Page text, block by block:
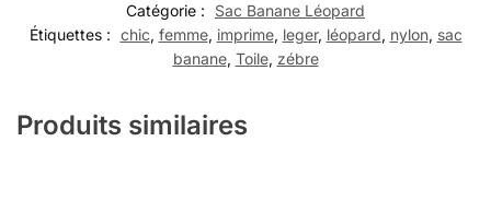
Catégorie :
Sac Banane Léopard
Étiquettes : chic, femme, imprime, leger, léopard, nylon, sac
banane, Toile, zébre
Produits similaires